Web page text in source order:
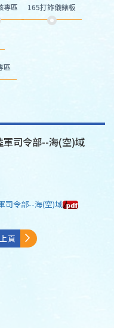
專區 165打詐儀錶板
區
司令部--海(空)域
司令部--海(空)域
頁